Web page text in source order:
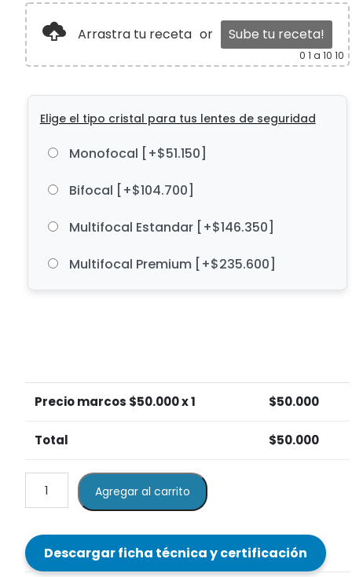
Arrastra tu receta or Sube tu receta!
0 1 a 10 10
Elige el tipo cristal para tus lentes de seguridad
Monofocal [+$51.150]
Bifocal [+$104.700]
Multifocal Estandar [+$146.350]
Multifocal Premium [+$235.600]
Precio marcos $50.000x 1 $50.000
Total $50.000
Rodenstock
-
Agregar al carrito
Descargar ficha técnica y certificación